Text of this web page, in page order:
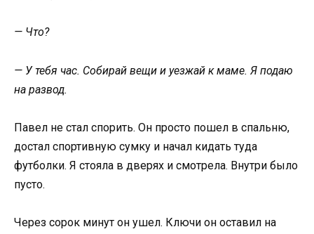
— Что?
— У тебя час. Собирай вещи и уезжай к маме. Я подаю
на развод.
Павел не стал спорить. Он просто пошел в спальню,
достал спортивную сумку и начал кидать туда
футболки. Я стояла в дверях и смотрела. Внутри было
пусто.
Через сорок минут он ушел. Ключи он оставил на